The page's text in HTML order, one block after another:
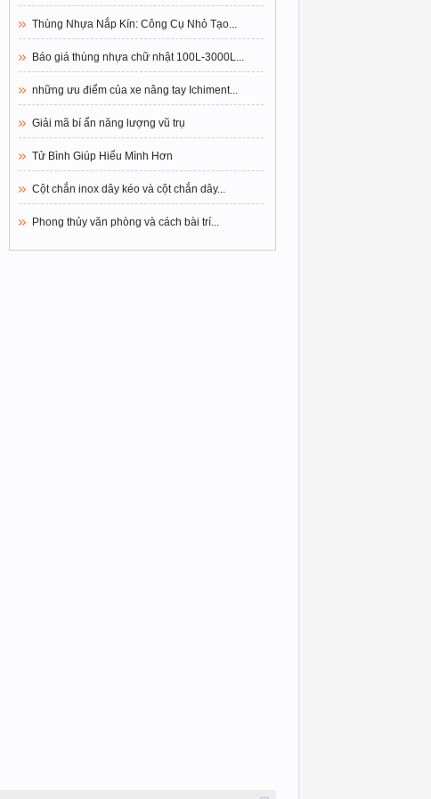
Thùng Nhựa Nắp Kín: Công Cụ Nhỏ Tạo...
Báo giá thùng nhựa chữ nhật 100L-3000L...
những ưu điểm của xe nâng tay Ichiment...
Giải mã bí ẩn năng lượng vũ trụ
Tử Bình Giúp Hiểu Mình Hơn
Cột chắn inox dây kéo và cột chắn dây...
Phong thủy văn phòng và cách bài trí...